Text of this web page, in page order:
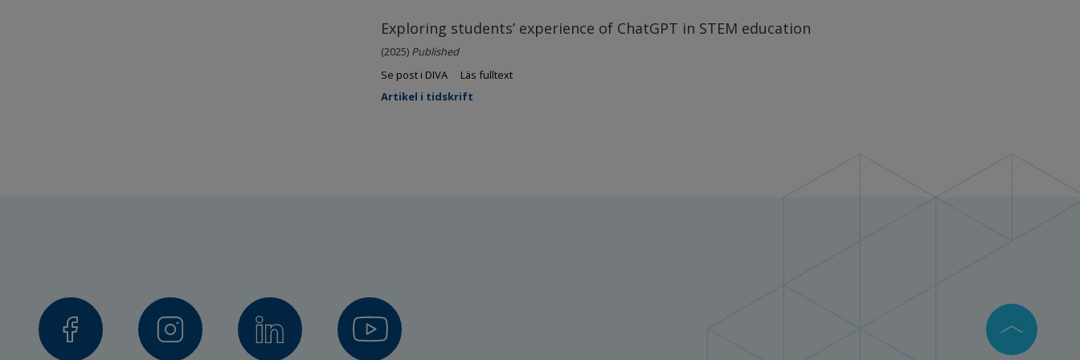
Exploring students’ experience of ChatGPT in STEM education
(2025) Published
Se post i DIVA
Läs fulltext
Artikel i tidskrift